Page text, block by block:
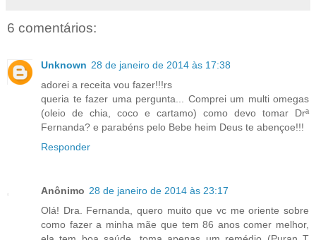
6 comentários:
Unknown 28 de janeiro de 2014 às 17:38
adorei a receita vou fazer!!!rs
queria te fazer uma pergunta... Comprei um multi omegas
(oleio de chia, coco e cartamo) como devo tomar Drª
Fernanda? e parabéns pelo Bebe heim Deus te abençoe!!!
Responder
Anônimo 28 de janeiro de 2014 às 23:17
Olá! Dra. Fernanda, quero muito que vc me oriente sobre
como fazer a minha mãe que tem 86 anos comer melhor,